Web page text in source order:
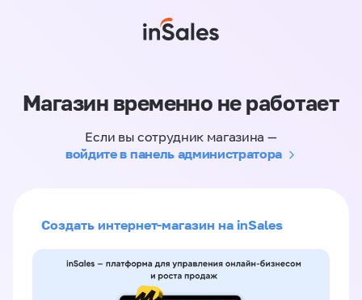
Магазин временно не работает
Если вы сотрудник магазина —
войдите в панель администратора
Создать интернет-магазин на inSales